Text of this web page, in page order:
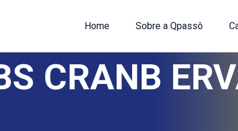
Home Sobre a Qpassô
CRANB